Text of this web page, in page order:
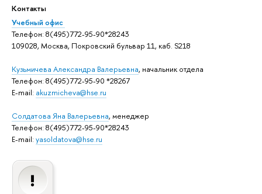
Контакты
Учебный офис
Телефон: 8(495)772-95-90*28243
109028, Москва, Покровский бульвар 11, каб. S218
Кузьмичева Александра Валерьевна, начальник отдела
Телефон: 8(495)772-95-90 *28267
E-mail: akuzmicheva@hse.ru
Солдатова Яна Валерьевна, менеджер
Телефон: 8(495)772-95-90*28243
E-mail: yasoldatova@hse.ru